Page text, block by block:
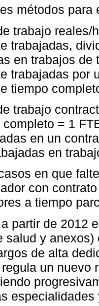
métodos
trabajo reales/
trabajadas,
en trabajos de
trabajadas por
tiempo
trabajo
completo = 1
en un
en
en que
con
a tiempo
partir de 2012
salud y
de alta
un nuevo